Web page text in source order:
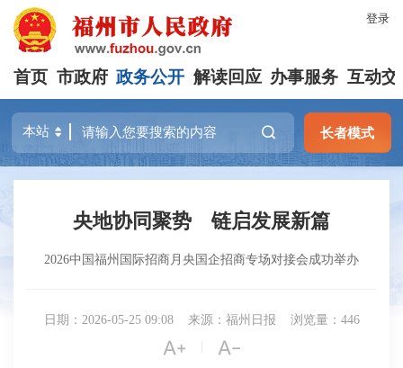
登录
首页 市政府 政务公开 解读回应 办事服务 互动交
长者模式
央地协同聚势 链启发展新篇
2026中国福州国际招商月央国企招商专场对接会成功举办
日期：2026-05-25 09:08 来源：福州日报 浏览量：446
 | 